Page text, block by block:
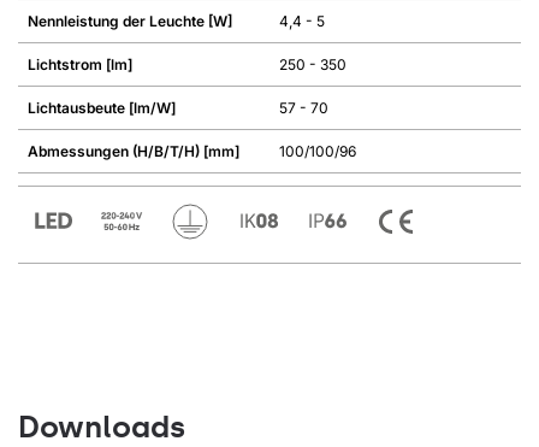
Nennleistung der Leuchte [W] 4,4 - 5
Lichtstrom [lm] 250 - 350
Lichtausbeute [lm/W] 57 - 70
Abmessungen (H/B/T/H) [mm] 100/100/96
Downloads